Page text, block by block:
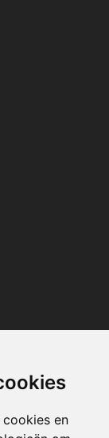
en